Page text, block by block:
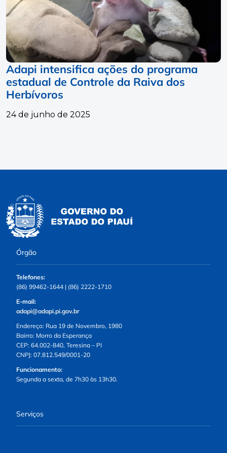
Adapi intensifica ações do programa
estadual de Controle da Raiva dos
Herbívoros
24 de junho de 2025
Órgão
Telefones:
(86) 99462-1644 | (86) 2222-1710
E-mail:
adapi@adapi.pi.gov.br
Endereço: Rua 19 de Novembro, 1980
Bairro: Morro da Esperança
CEP: 64.002-840, Teresina – PI
CNPJ: 07.812.549/0001-20
Funcionamento:
Segunda a sexta, de 7h30 às 13h30.
Serviços